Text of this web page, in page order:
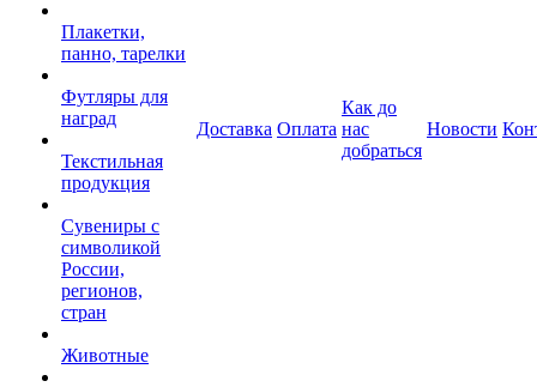
Плакетки,
панно, тарелки
Футляры для
наград
Текстильная
продукция
Сувениры с
символикой
России,
регионов,
стран
Животные
Доставка Оплата
Как до
нас
добраться
Новости